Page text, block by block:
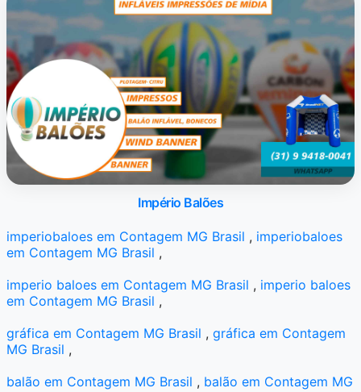
Império Balões
imperiobaloes em Contagem MG Brasil , imperiobaloes
em Contagem MG Brasil ,
imperio baloes em Contagem MG Brasil , imperio baloes
em Contagem MG Brasil ,
gráfica em Contagem MG Brasil ,gráfica em Contagem
MG Brasil ,
balão em Contagem MG Brasil , balão em Contagem MG